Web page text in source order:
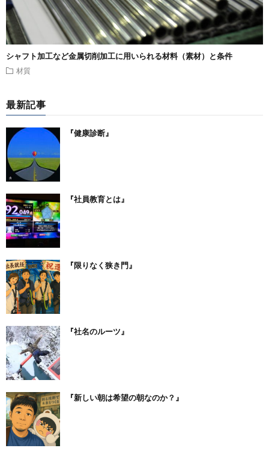
シャフト加工など金属切削加工に用いられる材料（素材）と条件
材質
最新記事
『健康診断』
『社員教育とは』
『限りなく狭き門』
『社名のルーツ』
『新しい朝は希望の朝なのか？』